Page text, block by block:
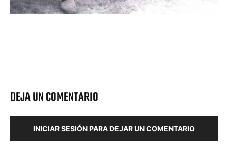
DEJA UN COMENTARIO
INICIAR SESIÓN PARA DEJAR UN COMENTARIO